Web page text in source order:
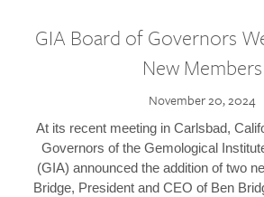
GIA Board of Governors
New Members
November 20, 2024
At its recent meeting in Carlsbad,
Governors of the Gemological
(GIA) announced the addition of two
Bridge, President and CEO of Ben